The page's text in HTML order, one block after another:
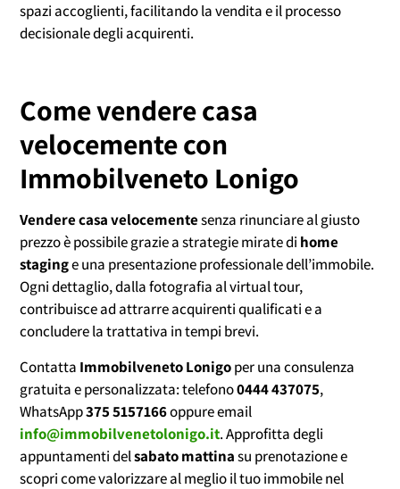
spazi accoglienti, facilitando la vendita e il processo
decisionale degli acquirenti.
Come vendere casa
velocemente con
Immobilveneto Lonigo
Vendere casa velocementesenza rinunciare al giusto
prezzo è possibile grazie a strategie mirate di home
staginge una presentazione professionale dell’immobile.
Ogni dettaglio, dalla fotografia al virtual tour,
contribuisce ad attrarre acquirenti qualificati e a
concludere la trattativa in tempi brevi.
Contatta Immobilveneto Lonigoper una consulenza
gratuita e personalizzata: telefono0444 437075,
WhatsApp375 5157166oppure email
info@immobilvenetolonigo.it. Approfitta degli
appuntamenti delsabato mattinasu prenotazione e
scopri come valorizzare al meglio il tuo immobile nel